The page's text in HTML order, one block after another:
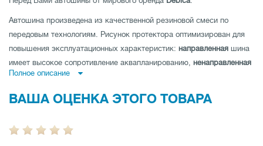
Автошина произведена из качественной резиновой смеси по
передовым технологиям. Рисунок протектора оптимизирован для
повышения эксплуатационных характеристик: направленная шина
имеет высокое сопротивление аквапланированию, ненаправленная
шина- низкий уровень шума и отличные показатели устойчивости
отличную управляемость на мокрой, так и на сухой дороге.
Автошина имеет высокую износоустойчивость, а также
Полное описание
ВАША ОЦЕНКА ЭТОГО ТОВАРА